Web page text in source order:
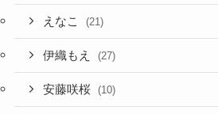
えなこ (21)
伊織もえ (27)
安藤咲桜 (10)